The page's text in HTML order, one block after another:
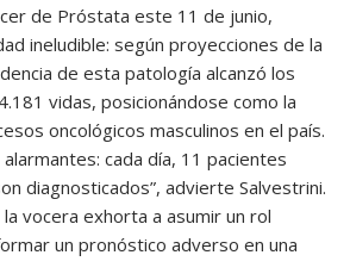
de Próstata este 11 de junio,
ineludible: según proyecciones de la
de esta patología alcanzó los
vidas, posicionándose como la
oncológicos masculinos en el país.
cada día, 11 pacientes
diagnosticados”, advierte Salvestrini.
vocera exhorta a asumir un rol
un pronóstico adverso en una